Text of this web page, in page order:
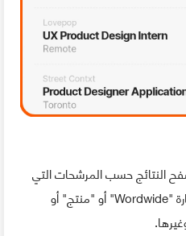
النتائج حسب المرشحات التي
تناسبك، مثلا البحث عن طريق عبارة "Wordwide" أو "منتج" أو